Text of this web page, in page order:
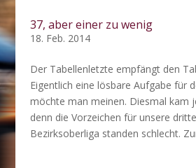
37, aber einer zu wenig
18. Feb. 2014
Der Tabellenletzte empfängt den
Eigentlich eine lösbare Aufgabe für
möchte man meinen. Diesmal kam
denn die Vorzeichen für unsere
Bezirksoberliga standen schlecht.